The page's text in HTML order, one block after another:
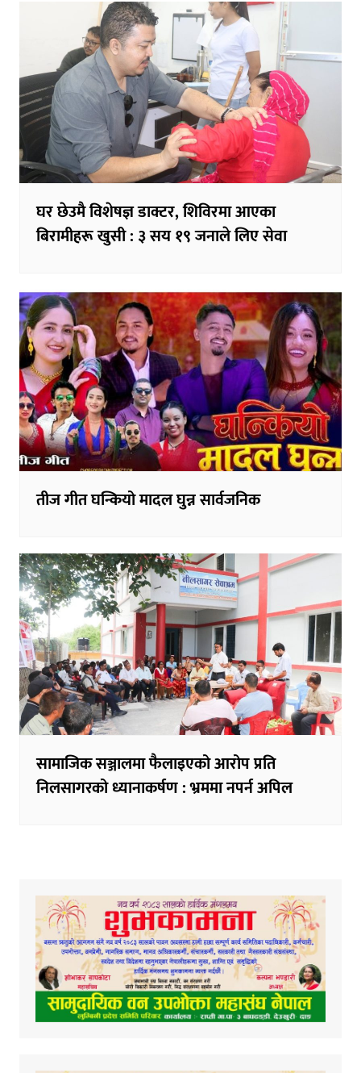
घर छेउमै विशेषज्ञ डाक्टर, शिविरमा आएका
बिरामीहरू खुसी : ३ सय १९ जनाले लिए सेवा
तीज गीत घन्कियो मादल घुन्न सार्वजनिक
सामाजिक सञ्जालमा फैलाइएको आरोप प्रति
निलसागरको ध्यानाकर्षण : भ्रममा नपर्न अपिल